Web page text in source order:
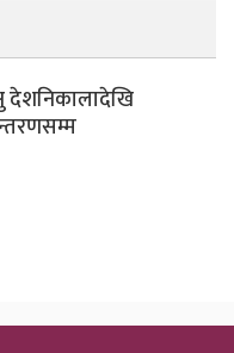
देशनिकालादेखि